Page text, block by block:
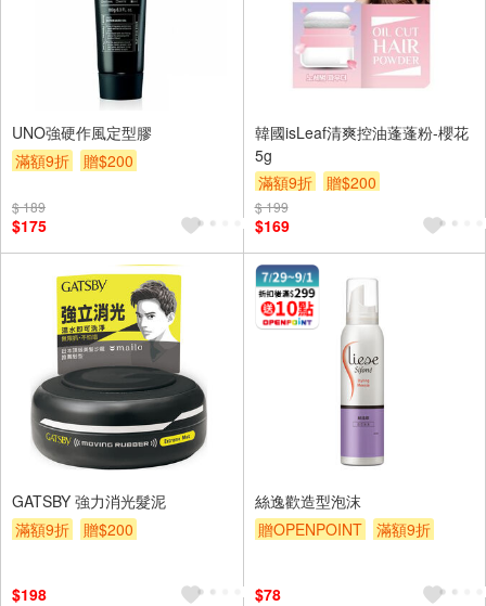
UNO強硬作風定型膠
滿額9折
贈$200
$ 189
$175
韓國isLeaf清爽控油蓬蓬粉-櫻花
5g
滿額9折
贈$200
$ 199
$169
GATSBY 強力消光髮泥
滿額9折
贈$200
$198
絲逸歡造型泡沫
贈OPENPOINT
滿額9折
$78